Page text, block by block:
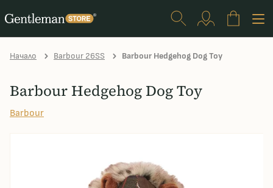
Начало Barbour 26SS Barbour Hedgehog Dog Toy
Barbour Hedgehog Dog Toy
Barbour